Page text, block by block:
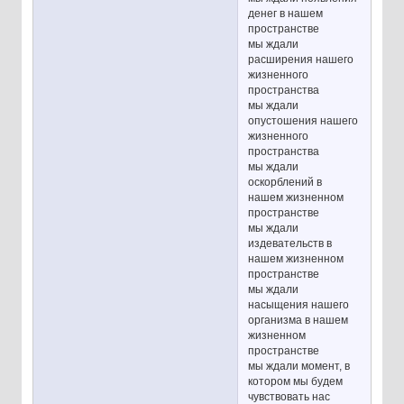
денег в нашем
пространстве
мы ждали
расширения нашего
жизненного
пространства
мы ждали
опустошения нашего
жизненного
пространства
мы ждали
оскорблений в
нашем жизненном
пространстве
мы ждали
издевательств в
нашем жизненном
пространстве
мы ждали
насыщения нашего
организма в нашем
жизненном
пространстве
мы ждали момент, в
котором мы будем
чувствовать нас